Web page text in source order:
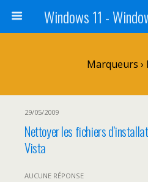
Marqueurs
29/05/2009
Nettoyer les fichiers
Vista
AUCUNE RÉPONSE